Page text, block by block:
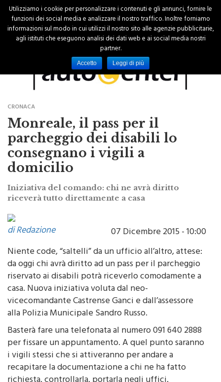
CRONACA
Monreale, il pass per il
parcheggio dei disabili lo
consegnano i vigili a
domicilio
Iniziativa del comando: chi ne avrà diritto
di Redazione
07 Dicembre 2015 - 10:00
Niente code, “saltelli” da un ufficio all’altro, attese:
da oggi chi avrà diritto ad un pass per il parcheggio
riservato ai disabili potrà riceverlo comodamente a
casa. Nuova iniziativa voluta dal neo-
vicecomandante Castrense Ganci e dall’assessore
alla Polizia Municipale Sandro Russo.
Basterà fare una telefonata al numero 091 640 2888
per fissare un appuntamento. A quel punto saranno
i vigili stessi che si attiveranno per andare a
Utilizziamo i cookie per personalizzare i contenuti e gli annunci, fornire le
funzioni dei social media e analizzare il nostro traffico. Inoltre forniamo
informazioni sul modo in cui utilizzi il nostro sito alle agenzie pubblicitarie,
agli istituti che eseguono analisi dei dati web e ai social media nostri
partner.
Accetto Leggi di più